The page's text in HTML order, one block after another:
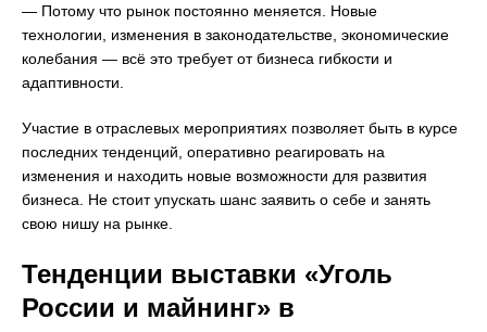
— Потому что рынок постоянно меняется. Новые
технологии, изменения в законодательстве, экономические
колебания — всё это требует от бизнеса гибкости и
адаптивности.
Участие в отраслевых мероприятиях позволяет быть в курсе
последних тенденций, оперативно реагировать на
изменения и находить новые возможности для развития
бизнеса. Не стоит упускать шанс заявить о себе и занять
свою нишу на рынке.
Тенденции выставки «Уголь
России и майнинг» в